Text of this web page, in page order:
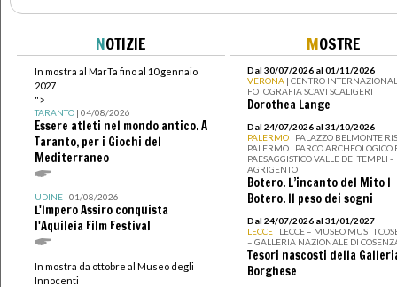
NOTIZIE
In mostra al MarTa fino al 10 gennaio
2027
">
TARANTO| 04/08/2026
Essere atleti nel mondo antico. A
Taranto, per i Giochi del
Mediterraneo
UDINE| 01/08/2026
L'Impero Assiro conquista
l'Aquileia Film Festival
In mostra da ottobre al Museo degli
Innocenti
MOSTRE
Dal 30/07/2026 al 01/11/2026
VERONA | CENTRO
FOTOGRAFIA SCAVI SCALIGERI
Dorothea Lange
Dal 24/07/2026 al 31/10/2026
PALERMO | PALAZZO BELMONTE
PALERMO I PARCO ARCHEOLOGICO
PAESAGGISTICO VALLE DEI TEMPLI -
AGRIGENTO
Botero. L’incanto del Mito I
Botero. Il peso dei sogni
Dal 24/07/2026 al 31/01/2027
LECCE | LECCE – MUSEO MUST I
– GALLERIA NAZIONALE DI
Tesori nascosti della
Borghese